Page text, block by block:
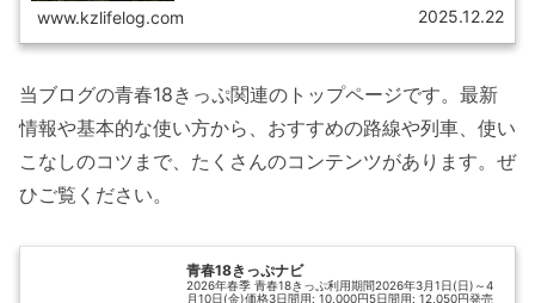
春18きっぷ日帰り旅のおすすめルートを紹介します。
www.kzlifelog.com 2025.12.22
当ブログの青春18きっぷ関連のトップページです。最新
情報や基本的な使い方から、おすすめの路線や列車、使い
こなしのコツまで、たくさんのコンテンツがあります。ぜ
ひご覧ください。
青春18きっぷナビ
2026年春季 青春18きっぷ利用期間2026年3月1日(日)～4
月10日(金)価格3日間用: 10,000円5日間用: 12,050円発売